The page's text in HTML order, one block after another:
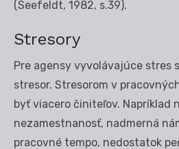
(Seefeldt, 1982, s.39).
Stresory
Pre agensy vyvolávajúce stres
stresor. Stresorom v
byť viacero činiteľov. Napríklad
nezamestnanosť, nadmerná
pracovné tempo, nedostatok